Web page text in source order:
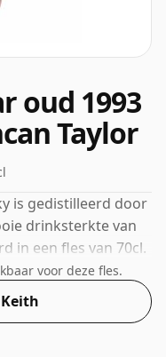
oud 1993
Taylor
is gedistilleerd door
drinksterkte van
in een fles van 70cl.
voor deze fles.